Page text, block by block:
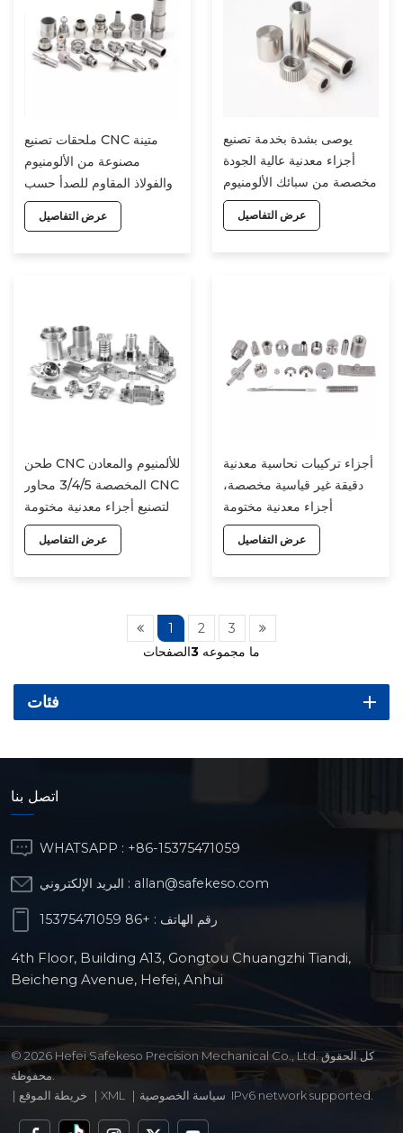
ملحقات تصنيع CNC متينة
مصنوعة من الألومنيوم
والفولاذ المقاوم للصدأ حسب
الطلب، خدمة تصنيع CNC
بالألوان المؤكسدة
عرض التفاصيل
يوصى بشدة بخدمة تصنيع
أجزاء معدنية عالية الجودة
مخصصة من سبائك الألومنيوم
باستخدام الحاسب الآلي
عرض التفاصيل
طحن CNC للألمنيوم والمعادن
المخصصة 3/4/5 محاور CNC
لتصنيع أجزاء معدنية مختومة
للسيارات وأجزاء دراجات
نارية CNC
عرض التفاصيل
أجزاء تركيبات نحاسية معدنية
دقيقة غير قياسية مخصصة،
أجزاء معدنية مختومة
للسيارات، أجزاء دراجات نارية
CNC
عرض التفاصيل
1 2
3
ما مجموعه 3الصفحات
فئات
اتصل بنا
WHATSAPP : +86-15375471059
البريد الإلكتروني : allan@safekeso.com
رقم الهاتف : +86 15375471059
4th Floor, Building A13, Gongtou Chuangzhi Tiandi,
Beicheng Avenue, Hefei, Anhui
© 2026 Hefei Safekeso Precision Mechanical Co., Ltd. كل الحقوق
محفوظة.
| خريطة الموقع | XML | سياسة الخصوصية IPv6 network supported.